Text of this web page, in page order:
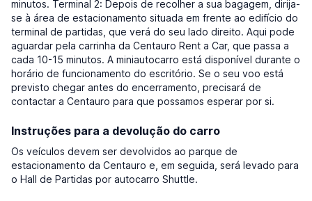
minutos. Terminal 2: Depois de recolher a sua bagagem, dirija-
se à área de estacionamento situada em frente ao edifício do
terminal de partidas, que verá do seu lado direito. Aqui pode
aguardar pela carrinha da Centauro Rent a Car, que passa a
cada 10-15 minutos. A miniautocarro está disponível durante o
horário de funcionamento do escritório. Se o seu voo está
previsto chegar antes do encerramento, precisará de
contactar a Centauro para que possamos esperar por si.
Instruções para a devolução do carro
Os veículos devem ser devolvidos ao parque de
estacionamento da Centauro e, em seguida, será levado para
o Hall de Partidas por autocarro Shuttle.